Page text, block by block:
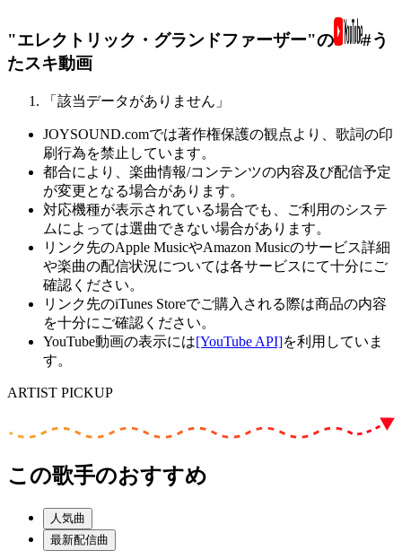
"エレクトリック・グランドファーザー"の
#う
たスキ動画
「該当データがありません」
JOYSOUND.comでは著作権保護の観点より、歌詞の印
刷行為を禁止しています。
都合により、楽曲情報/コンテンツの内容及び配信予定
が変更となる場合があります。
対応機種が表示されている場合でも、ご利用のシステ
ムによっては選曲できない場合があります。
リンク先のApple MusicやAmazon Musicのサービス詳細
や楽曲の配信状況については各サービスにて十分にご
確認ください。
リンク先のiTunes Storeでご購入される際は商品の内容
を十分にご確認ください。
YouTube動画の表示には[YouTube API]を利用していま
す。
ARTIST PICKUP
この歌手のおすすめ
人気曲
最新配信曲